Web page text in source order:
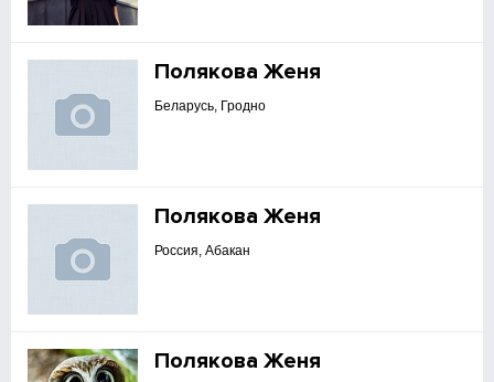
Полякова Женя
Беларусь, Гродно
Полякова Женя
Россия, Абакан
Полякова Женя